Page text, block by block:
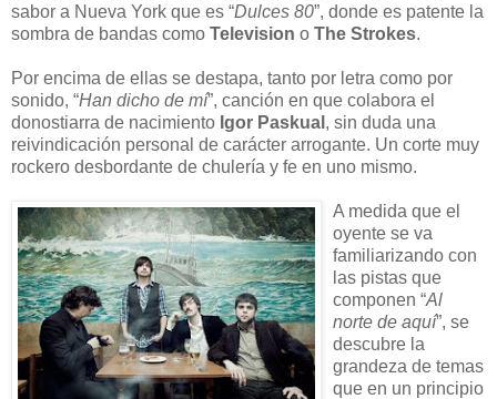
sabor a Nueva York que es “Dulces 80”, donde es patente la
sombra de bandas como Television o The Strokes.
Por encima de ellas se destapa, tanto por letra como por
sonido, “Han dicho de mí”, canción en que colabora el
donostiarra de nacimiento Igor Paskual , sin duda una
reivindicación personal de carácter arrogante. Un corte muy
rockero desbordante de chulería y fe en uno mismo.
A medida que el
oyente se va
familiarizando con
las pistas que
componen “Al
norte de aquí”, se
descubre la
grandeza de temas
que en un principio